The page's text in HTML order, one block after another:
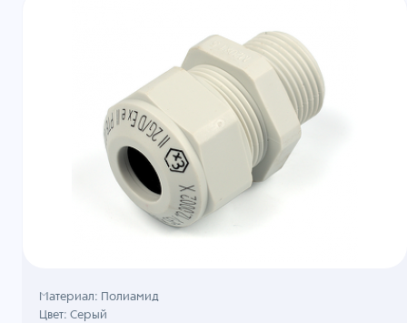
Материал: Полиамид
Цвет: Серый